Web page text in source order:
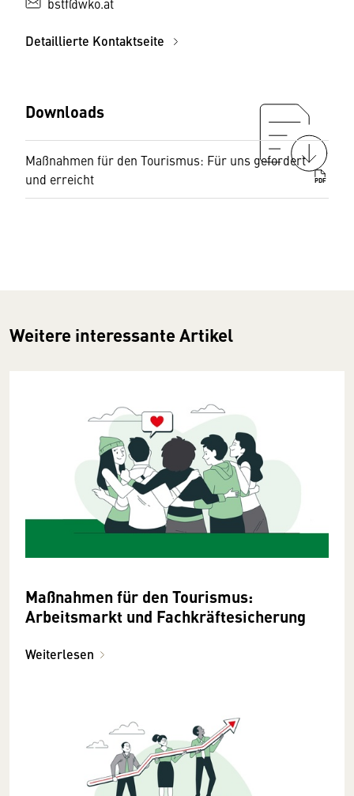
Detaillierte Kontaktseite
Downloads
Maßnahmen für den Tourismus: Für uns gefordert
und erreicht
PDF
Weitere interessante Artikel
Maßnahmen für den Tourismus:
Arbeitsmarkt und Fachkräftesicherung
Weiterlesen